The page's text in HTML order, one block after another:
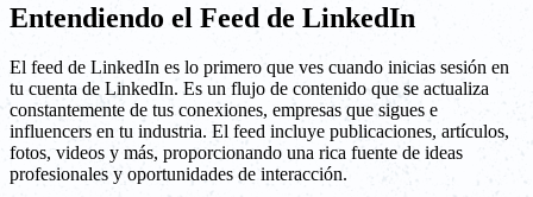
Entendiendo el Feed de LinkedIn
El feed de LinkedIn es lo primero que ves cuando inicias sesión en
tu cuenta de LinkedIn. Es un flujo de contenido que se actualiza
constantemente de tus conexiones, empresas que sigues e
influencers en tu industria. El feed incluye publicaciones, artículos,
fotos, videos y más, proporcionando una rica fuente de ideas
profesionales y oportunidades de interacción.